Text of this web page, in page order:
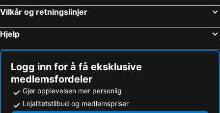
Cruilles, bed and breakfasts
Vilkår og retningslinjer
Hjelp
Logg inn for å få eksklusive
medlemsfordeler
Gjør opplevelsen mer personlig
Lojalitetstilbud og medlemspriser